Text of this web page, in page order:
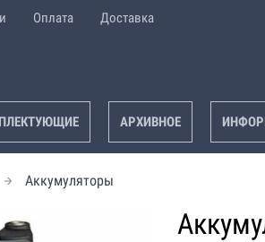
Оплата Доставка
АРХИВНОЕ
Аккумуляторы